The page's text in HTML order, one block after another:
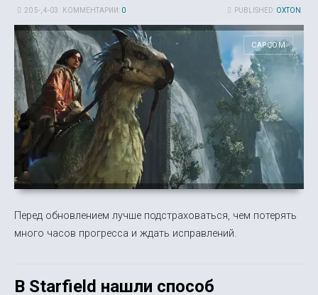
PUBLISHED: OXTON
20 5-, 4-03 КОММЕНТАРИИ: 0
CAPCOM
Перед обновлением лучше подстраховаться, чем потерять
много часов прогресса и ждать исправлений.
В Starfield нашли способ